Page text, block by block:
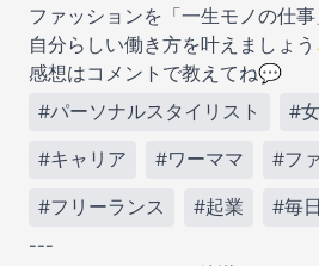
ファッションを「一生モノの仕事
自分らしい働き方を叶えましょ
感想はコメントで教えてね💬
#パーソナルスタイリスト
#
#キャリア #ワーママ #フ
#フリーランス #起業
#毎
---